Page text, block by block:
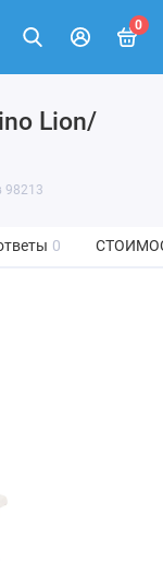
0
Lion/
98213
0